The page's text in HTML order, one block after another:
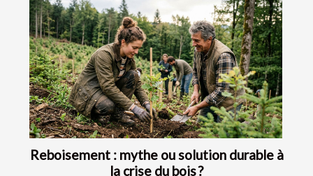
Reboisement : mythe ou solution durable à
la crise du bois ?